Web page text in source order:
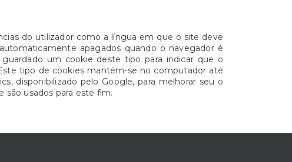
do utilizador como a língua em que o site deve
apagados quando o navegador é
um cookie deste tipo para indicar que o
tipo de cookies mantém-se no computador até
disponibilizado pelo Google, para melhorar seu o
usados para este fim.